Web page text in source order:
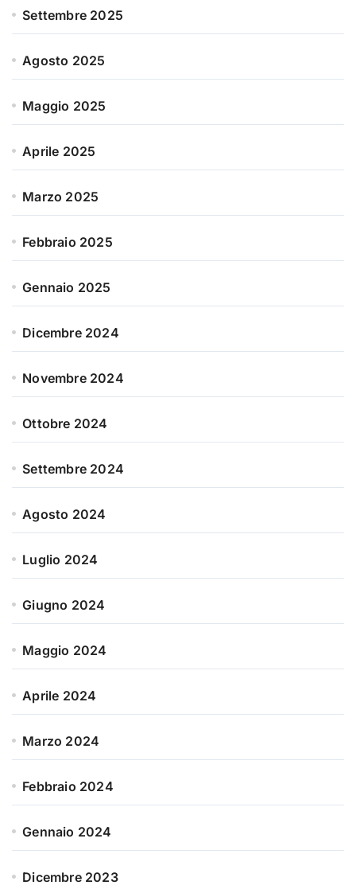
Settembre 2025
Agosto 2025
Maggio 2025
Aprile 2025
Marzo 2025
Febbraio 2025
Gennaio 2025
Dicembre 2024
Novembre 2024
Ottobre 2024
Settembre 2024
Agosto 2024
Luglio 2024
Giugno 2024
Maggio 2024
Aprile 2024
Marzo 2024
Febbraio 2024
Gennaio 2024
Dicembre 2023